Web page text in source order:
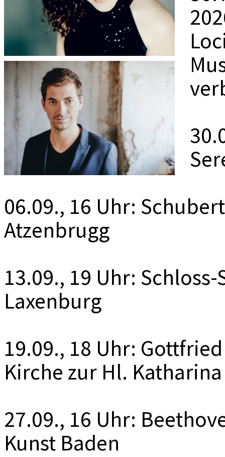
06.09., 16 Uhr:
Atzenbrugg
13.09., 19 Uhr:
Laxenburg
19.09., 18 Uhr:
Kirche zur Hl.
27.09., 16 Uhr:
Kunst Baden